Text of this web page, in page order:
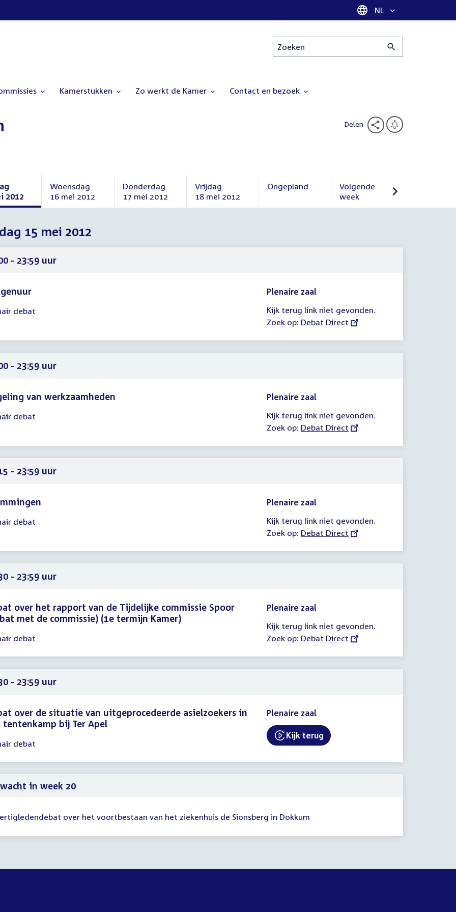
Taal selectie
NL
Zoeken
Kamerstukken Zo werkt de Kamer Contact en bezoek
Delen
2012
Woensdag
16 mei 2012
Woensdag
mei
2012
Donderdag
17 mei 2012
Donderdag
Vrijdag
18 mei 2012
Vrijdag
Ongepland
Volgende
week
Volgende
15 mei 2012
- 23:59 uur
debat
Plenaire zaal
Kijk terug link niet gevonden.
Zoek op: External
Debat Direct
- 23:59 uur
van werkzaamheden
debat
Plenaire zaal
Kijk terug link niet gevonden.
Zoek op: External
Debat Direct
- 23:59 uur
debat
Plenaire zaal
Kijk terug link niet gevonden.
Zoek op: External
Debat Direct
- 23:59 uur
over het rapport van de Tijdelijke commissie Spoor
met de commissie) (1e termijn Kamer)
debat
Plenaire zaal
Kijk terug link niet gevonden.
Zoek op: External
Debat Direct
- 23:59 uur
over de situatie van uitgeprocedeerde asielzoekers in
tentenkamp bij Ter Apel
debat
Plenaire zaal
External link:
Kijk terug
in week 20
over het voortbestaan van het ziekenhuis de Sionsberg in Dokkum